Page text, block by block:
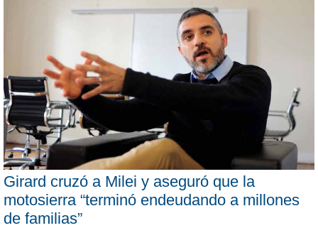
Girard cruzó a Milei y aseguró que la
motosierra “terminó endeudando a millones
de familias”